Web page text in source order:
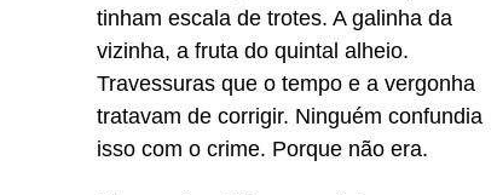
tinham escala de trotes. A galinha da
vizinha, a fruta do quintal alheio.
Travessuras que o tempo e a vergonha
tratavam de corrigir. Ninguém confundia
isso com o crime. Porque não era.